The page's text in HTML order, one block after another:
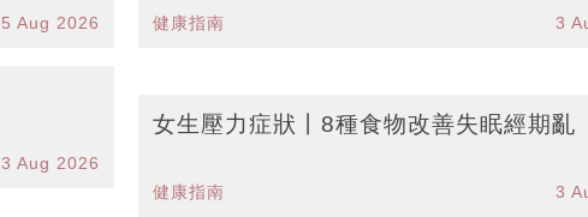
5 Aug 2026 健康指南 3
3 Aug 2026
女生壓力症狀丨8種食物改善失眠經期亂
健康指南 3